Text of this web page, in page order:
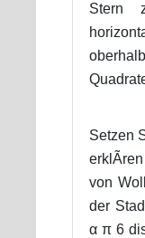
Stern
Setzen
von
der
α π 6